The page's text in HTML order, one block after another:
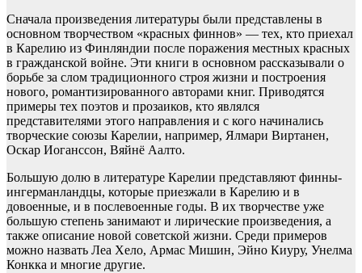
Сначала произведения литературы были представлены в
основном творчеством «красных финнов» — тех, кто приехал
в Карелию из Финляндии после поражения местных красных
в гражданской войне. Эти книги в основном рассказывали о
борьбе за слом традиционного строя жизни и построения
нового, романтизированного авторами книг. Приводятся
примеры тех поэтов и прозаиков, кто являлся
представителями этого направления и с кого начинались
творческие союзы Карелии, например, Ялмари Виртанен,
Оскар Иоганссон, Вяйнё Аалто.
Большую долю в литературе Карелии представляют финны-
ингерманландцы, которые приезжали в Карелию и в
довоенные, и в послевоенные годы. В их творчестве уже
большую степень занимают и лирические произведения, а
также описание новой советской жизни. Среди примеров
можно назвать Леа Хело, Армас Мишин, Эйно Киуру, Унелма
Конкка и многие другие.